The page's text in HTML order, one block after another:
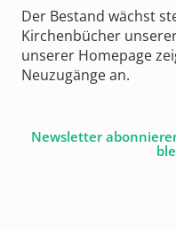
Der Bestand wächst
Kirchenbücher
unserer Homepage
Neuzugänge an.
Newsletter